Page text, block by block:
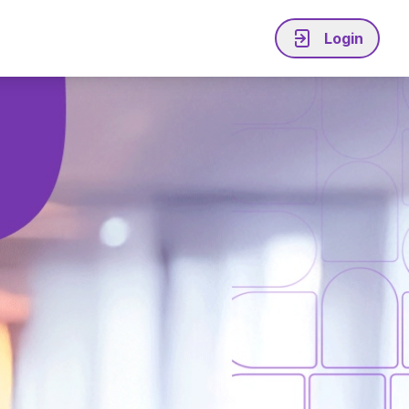
Perguntas Frequentes
Imprensa
Programa de Parcerias
Programa de Indicação
Ligação local
clientes
Agilize
Login